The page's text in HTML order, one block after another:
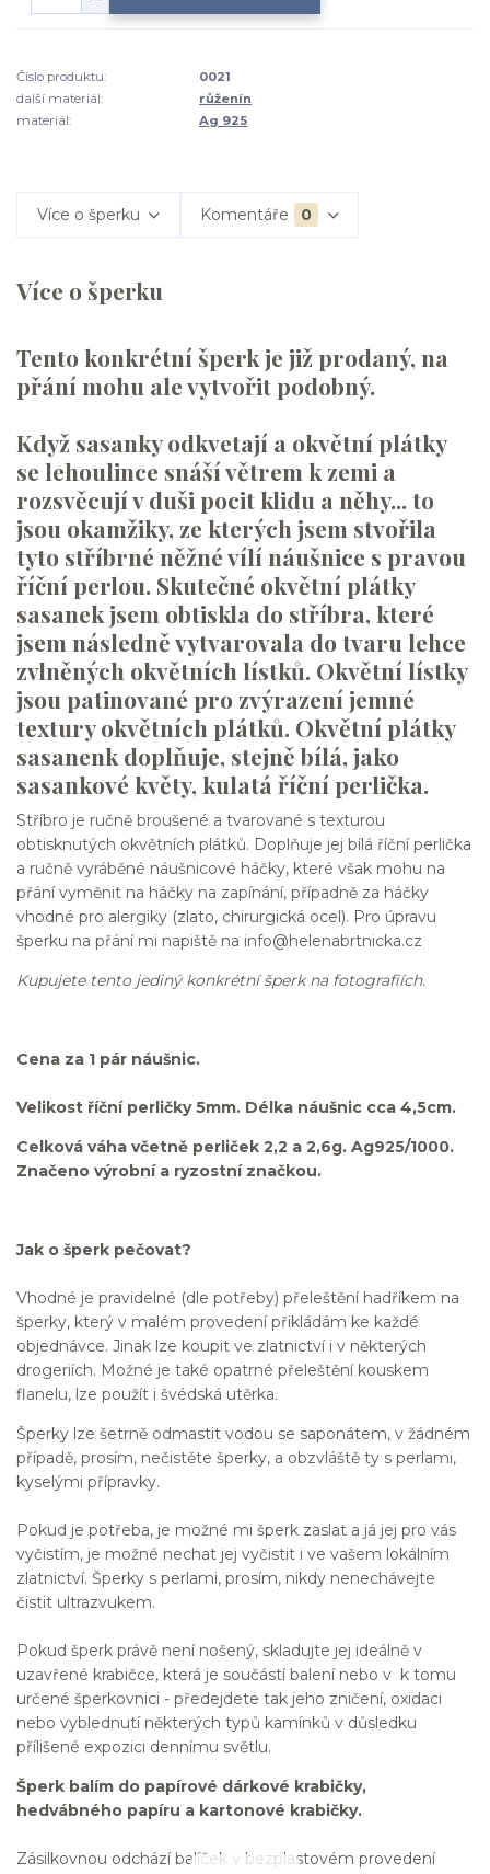
Číslo produktu:
0021
další materiál:
růženín
materiál:
Ag 925
Více o šperku Komentáře 0
Více o šperku
Tento konkrétní šperk je již prodaný, na
přání mohu ale vytvořit podobný.
Když sasanky odkvetají a okvětní plátky
se lehoulince snáší větrem k zemi a
rozsvěcují v duši pocit klidu a něhy... to
jsou okamžiky, ze kterých jsem stvořila
tyto stříbrné něžné vílí náušnice s pravou
říční perlou. Skutečné okvětní plátky
sasanek jsem obtiskla do stříbra, které
jsem následně vytvarovala do tvaru lehce
zvlněných okvětních lístků. Okvětní lístky
jsou patinované pro zvýrazení jemné
textury okvětních plátků. Okvětní plátky
sasanenk doplňuje, stejně bílá, jako
sasankové květy, kulatá říční perlička.
Stříbro je ručně broušené a tvarované s texturou
obtisknutých okvětních plátků. Doplňuje jej bílá říční perlička
a ručně vyráběné náušnicové háčky, které však mohu na
přání vyměnit na háčky na zapínání, případně za háčky
vhodné pro alergiky (zlato, chirurgická ocel). Pro úpravu
šperku na přání mi napiště na info@helenabrtnicka.cz
Kupujete tento jediný konkrétní šperk na fotografiích.
Cena za 1 pár náušnic.
Velikost říční perličky 5mm. Délka náušnic cca 4,5cm.
Celková váha včetně perliček 2,2 a 2,6g. Ag925/1000.
Značeno výrobní a ryzostní značkou.
Jak o šperk pečovat?
Vhodné je pravidelné (dle potřeby) přeleštění hadříkem na
šperky, který v malém provedení přikládám ke každé
objednávce. Jinak lze koupit ve zlatnictví i v některých
drogeriích. Možné je také opatrné přeleštění kouskem
flanelu, lze použít i švédská utěrka.
Šperky lze šetrně odmastit vodou se saponátem, v žádném
případě, prosím, nečistěte šperky, a obzvláště ty s perlami,
kyselými přípravky.
Pokud je potřeba, je možné mi šperk zaslat a já jej pro vás
vyčistím, je možné nechat jej vyčistit i ve vašem lokálním
zlatnictví. Šperky s perlami, prosím, nikdy nenechávejte
čistit ultrazvukem.
Pokud šperk právě není nošený, skladujte jej ideálně v
uzavřené krabičce, která je součástí balení nebo v k tomu
určené šperkovnici - předejdete tak jeho zničení, oxidaci
nebo vyblednutí některých typů kamínků v důsledku
přílišené expozici dennímu světlu.
Šperk balím do papírové dárkové krabičky,
hedvábného papíru a kartonové krabičky.
Zásilkovnou odchází balíček v bezplastovém provedení